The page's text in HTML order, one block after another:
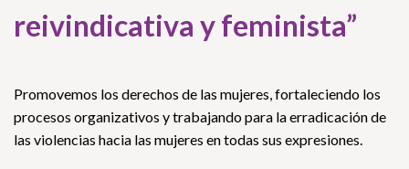
reivindicativa y feminista”
Promovemos los derechos de las mujeres, fortaleciendo los
procesos organizativos y trabajando para la erradicación de
las violencias hacia las mujeres en todas sus expresiones.